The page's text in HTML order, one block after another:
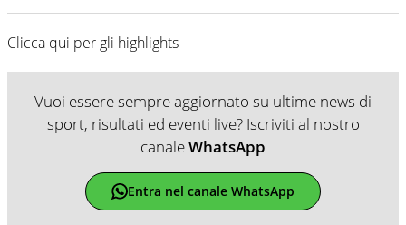
Clicca qui per gli highlights
Vuoi essere sempre aggiornato su ultime news di
sport, risultati ed eventi live? Iscriviti al nostro
canaleWhatsApp
Entra nel canale WhatsApp